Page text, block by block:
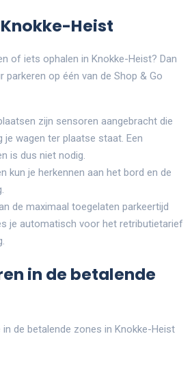
Heist
of iets ophalen in Knokke-Heist? Dan
parkeren op één van de Shop & Go
zijn sensoren aangebracht die
je wagen ter plaatse staat. Een
is dus niet nodig.
kun je herkennen aan het bord en de
de maximaal toegelaten parkeertijd
je automatisch voor het retributietarief
in de betalende
in de betalende zones in Knokke-Heist